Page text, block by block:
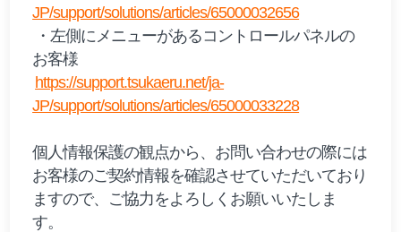
JP/support/solutions/articles/65000032656
・左側にメニューがあるコントロールパネルの
お客様
https://support.tsukaeru.net/ja-
JP/support/solutions/articles/65000033228
個人情報保護の観点から、お問い合わせの際には
お客様のご契約情報を確認させていただいており
ますので、ご協力をよろしくお願いいたしま
す。